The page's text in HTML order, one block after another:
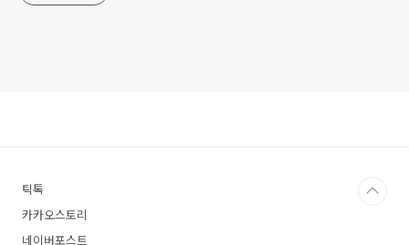
틱톡
카카오스토리
네이버포스트